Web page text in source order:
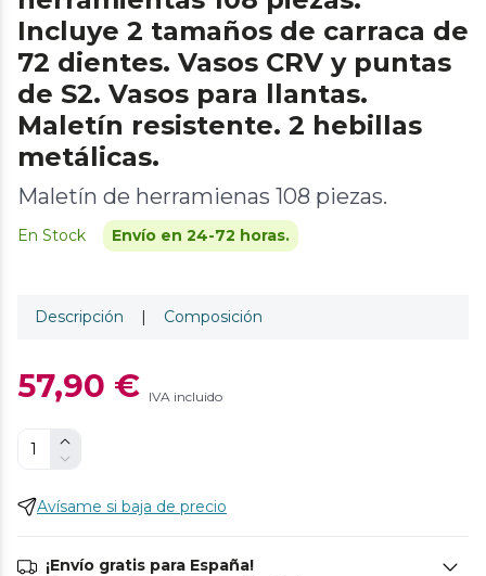
Incluye 2 tamaños de carraca de
72 dientes. Vasos CRV y puntas
de S2. Vasos para llantas.
Maletín resistente. 2 hebillas
metálicas.
Maletín de herramienas 108 piezas.
En Stock Envío en 24-72 horas.
Descripción | Composición
57,90 € IVA incluido
Avísame si baja de precio
¡Envío gratis para España!